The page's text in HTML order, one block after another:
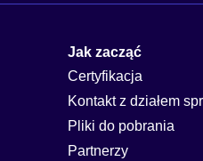
Jak zacząć
Certyfikacja
Kontakt z działem
Pliki do pobrania
Partnerzy